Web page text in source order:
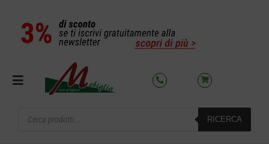
contenuto
Toggle
search
RICERCA